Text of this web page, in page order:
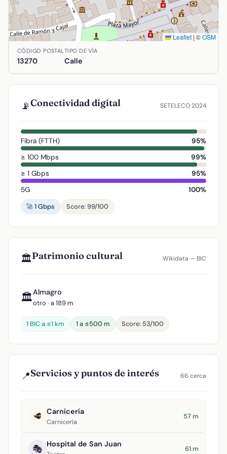
Leaflet | ©OSM
Ubicación de Molino del Conde en Almagro, Ciudad
CÓDIGO POSTAL
13270
TIPO DE VÍA
Calle
📡Conectividad digital SETELECO 2024
Fibra (FTTH)
95%
≥ 100 Mbps
99%
≥ 1 Gbps
95%
5G
100%
🚀 1 Gbps
Score: 99/100
🏛️Patrimonio cultural Wikidata — BIC
🏛️Almagro
otro · a 189 m
1 BIC a ≤1 km 1 a ≤500 m Score: 53/100
📍Servicios y puntos de interés 66 cerca
🥩 Carnicería
Carnicería
57 m
🎭 Hospital de San Juan
61 m